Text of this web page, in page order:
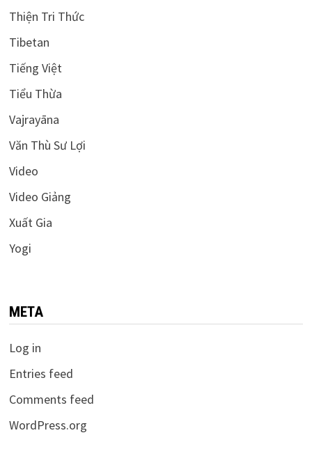
Thiện Tri Thức
Tibetan
Tiếng Việt
Tiểu Thừa
Vajrayāna
Văn Thù Sư Lợi
Video
Video Giảng
Xuất Gia
Yogi
META
Log in
Entries feed
Comments feed
WordPress.org